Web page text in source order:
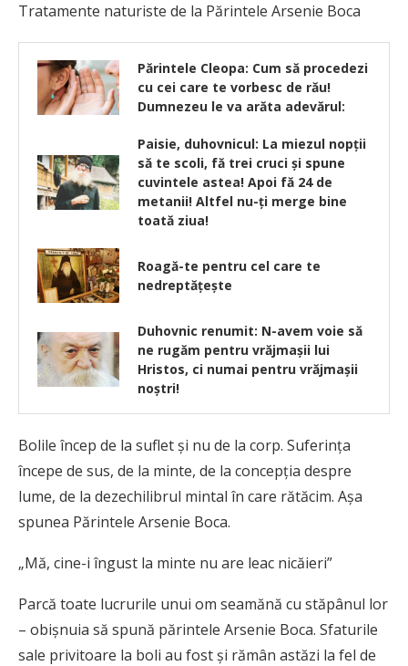
Tratamente naturiste de la Părintele Arsenie Boca
Părintele Cleopa: Cum să procedezi
cu cei care te vorbesc de rău!
Dumnezeu le va arăta adevărul:
Paisie, duhovnicul: La miezul nopții
să te scoli, fă trei cruci şi spune
cuvintele astea! Apoi fă 24 de
metanii! Altfel nu-ţi merge bine
toată ziua!
Roagă-te pentru cel care te
nedreptăţeşte
Duhovnic renumit: N-avem voie să
ne rugăm pentru vrăjmaşii lui
Hristos, ci numai pentru vrăjmaşii
noştri!
Bolile încep de la suflet şi nu de la corp. Suferinţa
începe de sus, de la minte, de la concepţia despre
lume, de la dezechilibrul mintal în care rătăcim. Aşa
spunea Părintele Arsenie Boca.
„Mă, cine-i îngust la minte nu are leac nicăieri”
Parcă toate lucrurile unui om seamănă cu stăpânul lor
– obişnuia să spună părintele Arsenie Boca. Sfaturile
sale privitoare la boli au fost şi rămân astăzi la fel de